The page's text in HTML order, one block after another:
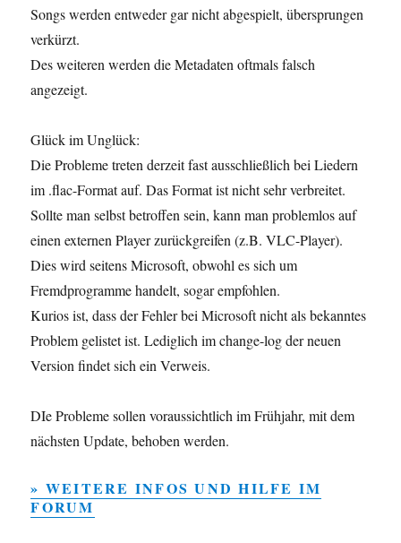
Songs werden entweder gar nicht abgespielt, übersprungen
verkürzt.
Des weiteren werden die Metadaten oftmals falsch
angezeigt.
Glück im Unglück:
Die Probleme treten derzeit fast ausschließlich bei Liedern
im .flac-Format auf. Das Format ist nicht sehr verbreitet.
Sollte man selbst betroffen sein, kann man problemlos auf
einen externen Player zurückgreifen (z.B. VLC-Player).
Dies wird seitens Microsoft, obwohl es sich um
Fremdprogramme handelt, sogar empfohlen.
Kurios ist, dass der Fehler bei Microsoft nicht als bekanntes
Problem gelistet ist. Lediglich im change-log der neuen
Version findet sich ein Verweis.
DIe Probleme sollen voraussichtlich im Frühjahr, mit dem
nächsten Update, behoben werden.
» WEITERE INFOS UND HILFE IM
FORUM